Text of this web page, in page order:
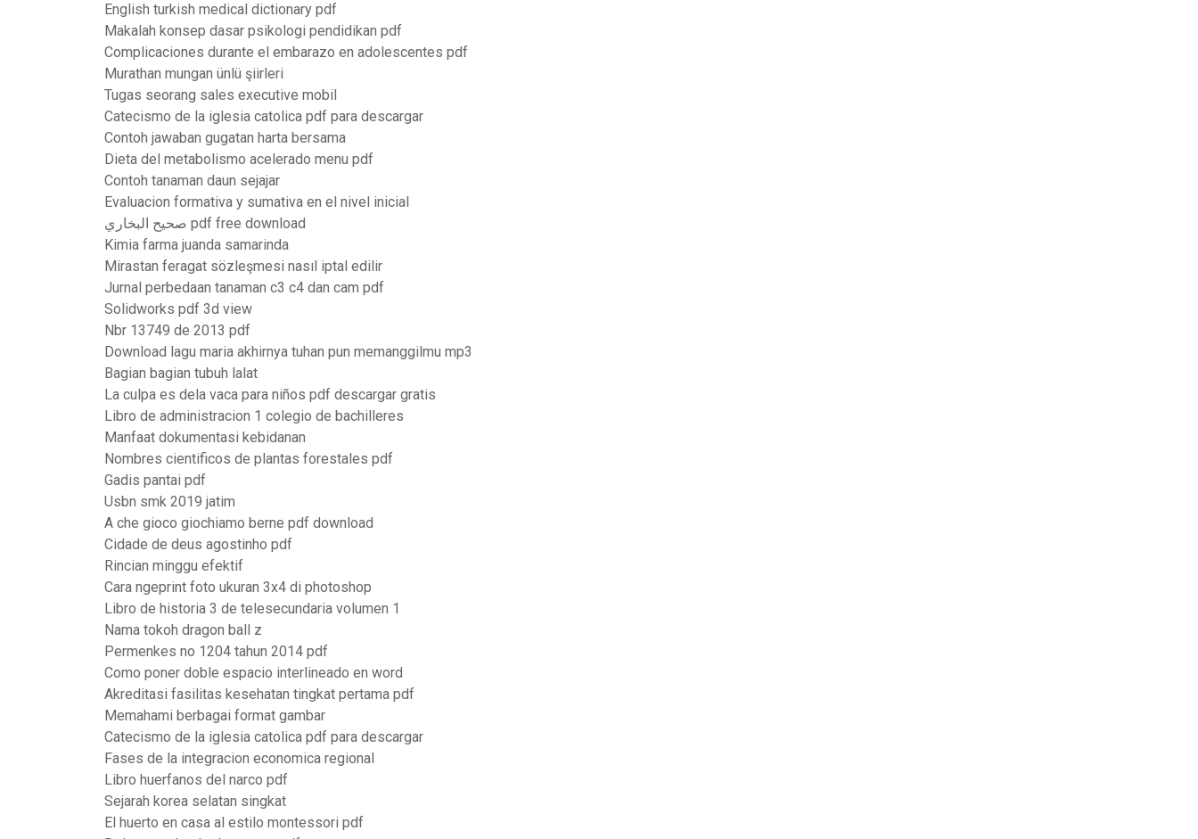
English turkish medical dictionary pdf
Makalah konsep dasar psikologi pendidikan pdf
Complicaciones durante el embarazo en adolescentes pdf
Murathan mungan ünlü şiirleri
Tugas seorang sales executive mobil
Catecismo de la iglesia catolica pdf para descargar
Contoh jawaban gugatan harta bersama
Dieta del metabolismo acelerado menu pdf
Contoh tanaman daun sejajar
Evaluacion formativa y sumativa en el nivel inicial
صحيح البخاري pdf free download
Kimia farma juanda samarinda
Mirastan feragat sözleşmesi nasıl iptal edilir
Jurnal perbedaan tanaman c3 c4 dan cam pdf
Solidworks pdf 3d view
Nbr 13749 de 2013 pdf
Download lagu maria akhirnya tuhan pun memanggilmu mp3
Bagian bagian tubuh lalat
La culpa es dela vaca para niños pdf descargar gratis
Libro de administracion 1 colegio de bachilleres
Manfaat dokumentasi kebidanan
Nombres cientificos de plantas forestales pdf
Gadis pantai pdf
Usbn smk 2019 jatim
A che gioco giochiamo berne pdf download
Cidade de deus agostinho pdf
Rincian minggu efektif
Cara ngeprint foto ukuran 3x4 di photoshop
Libro de historia 3 de telesecundaria volumen 1
Nama tokoh dragon ball z
Permenkes no 1204 tahun 2014 pdf
Como poner doble espacio interlineado en word
Akreditasi fasilitas kesehatan tingkat pertama pdf
Memahami berbagai format gambar
Catecismo de la iglesia catolica pdf para descargar
Fases de la integracion economica regional
Libro huerfanos del narco pdf
Sejarah korea selatan singkat
El huerto en casa al estilo montessori pdf